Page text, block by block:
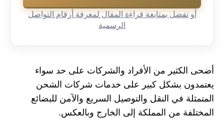
أو تفضل بمتابعة قراءة المقال لمعرفة أرقام التواصل
الرسمية
أضحى الكثير من الأفراد والشركات على حد سواء
يعتمدون بشكل كبير على خدمات شركات الشحن
المتمثلة في النقل والتوصيل السريع والآمن للبضائع
المختلفة من المملكة إلى الخارج وبالعكس.